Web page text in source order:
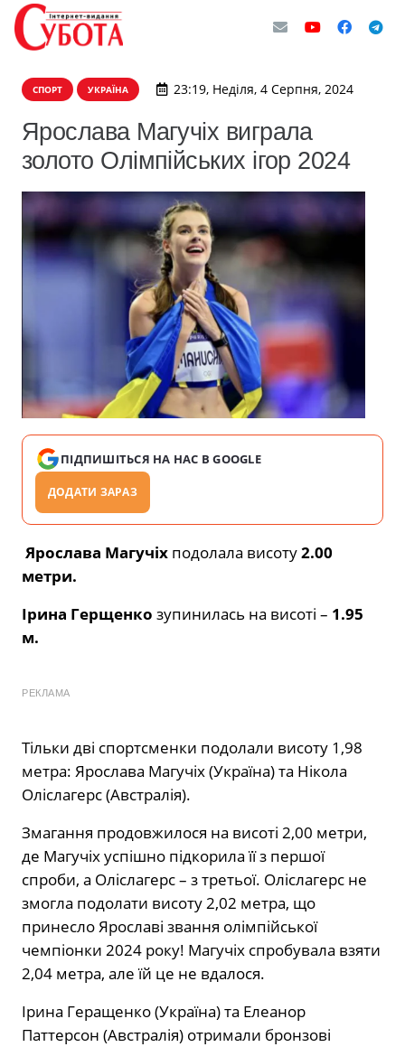
СПОРТ УКРАЇНА 23:19, Неділя, 4 Серпня, 2024
Ярослава Магучіх виграла
золото Олімпійських ігор 2024
ПІДПИШІТЬСЯ НА НАС В GOOGLE
ДОДАТИ ЗАРАЗ
Ярослава Магучіх подолала висоту2.00
метри.
Ірина Герщенко зупинилась на висоті – 1.95
м.
РЕКЛАМА
Тільки дві спортсменки подолали висоту 1,98
метра: Ярослава Магучіх (Україна) та Нікола
Оліслагерс (Австралія).
Змагання продовжилося на висоті 2,00 метри,
де Магучіх успішно підкорила її з першої
спроби, а Оліслагерс – з третьої. Оліслагерс не
змогла подолати висоту 2,02 метра, що
принесло Ярославі звання олімпійської
чемпіонки 2024 року! Магучіх спробувала взяти
2,04 метра, але їй це не вдалося.
Ірина Геращенко (Україна) та Елеанор
Паттерсон (Австралія) отримали бронзові